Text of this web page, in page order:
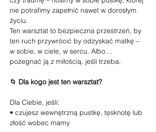
nie potrafimy zapełnić nawet w dorosłym
życiu.
Ten warsztat to bezpieczna przestrzeń, by
ten ruch przywrócić by odzyskać matkę –
w sobie, w ciele, w sercu. Albo…
pożegnać ją z miłością, jeśli trzeba.
🌀 Dla kogo jest ten warsztat?
Dla Ciebie, jeśli:
• czujesz wewnętrzną pustkę, tęsknotę lub
złość wobec mamy